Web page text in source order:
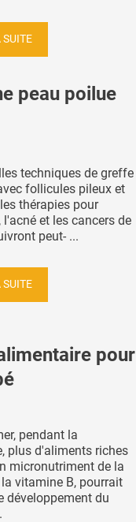
SUITE
peau poilue
techniques de greffe
follicules pileux et
thérapies pour
l'acné et les cancers de
peut- ...
SUITE
pour
pendant la
plus d'aliments riches
micronutriment de la
vitamine B, pourrait
développement du